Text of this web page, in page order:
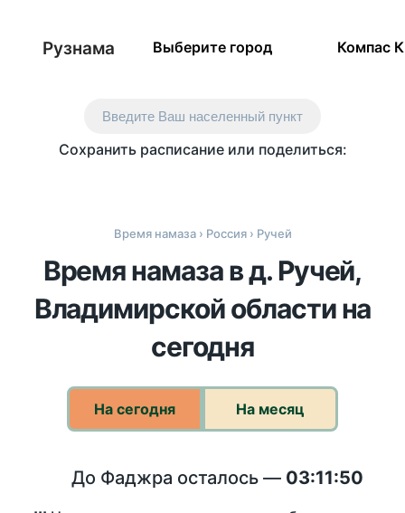
Рузнама Выберите город Компас
Введите Ваш населенный пункт
Сохранить расписание или поделиться:
Время намаза› Россия› Ручей
Время намаза в д. Ручей,
Владимирской области на
сегодня
На сегодня На месяц
До Фаджра осталось — 03:11:50